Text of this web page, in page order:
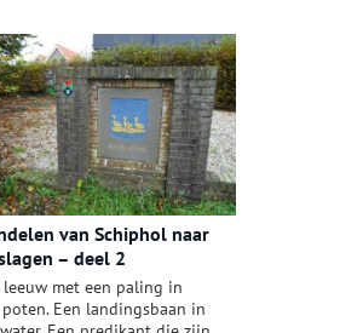
van Schiphol naar
– deel 2
leeuw met een paling in
Een landingsbaan in